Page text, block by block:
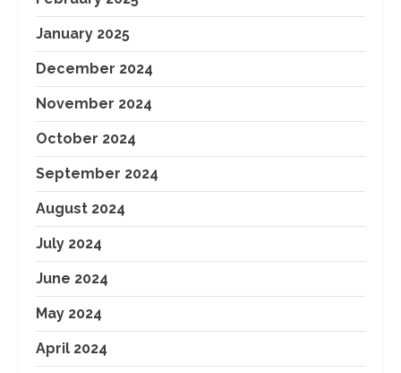
January 2025
December 2024
November 2024
October 2024
September 2024
August 2024
July 2024
June 2024
May 2024
April 2024